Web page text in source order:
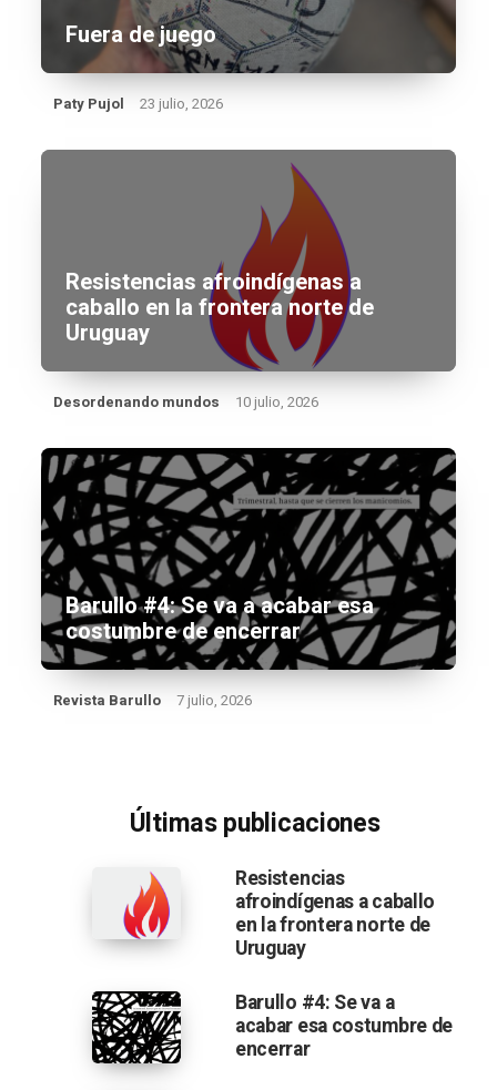
Fuera de juego
Paty Pujol 23 julio, 2026
Resistencias afroindígenas a
caballo en la frontera norte de
Uruguay
Desordenando mundos 10 julio, 2026
Barullo #4: Se va a acabar esa
costumbre de encerrar
Revista Barullo 7 julio, 2026
Últimas publicaciones
Resistencias
afroindígenas a caballo
en la frontera norte de
Uruguay
Barullo #4: Se va a
acabar esa costumbre de
encerrar